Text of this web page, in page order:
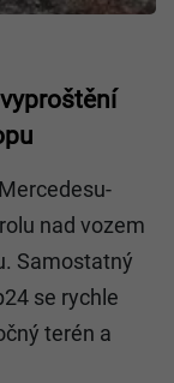
nad vozem
Samostatný
se rychle
terén a